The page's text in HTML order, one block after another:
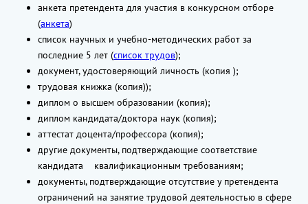
анкета претендента для участия в конкурсном отборе
(анкета)
список научных и учебно-методических работ за
последние 5 лет (список трудов);
документ, удостоверяющий личность (копия );
трудовая книжка (копия));
диплом о высшем образовании (копия);
диплом кандидата/доктора наук (копия);
аттестат доцента/профессора (копия);
другие документы, подтверждающие соответствие
кандидата квалификационным требованиям;
документы, подтверждающие отсутствие у претендента
ограничений на занятие трудовой деятельностью в сфере